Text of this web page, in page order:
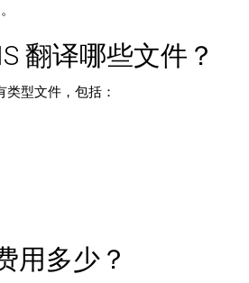
翻译哪些文件？
型文件，包括：
用多少？